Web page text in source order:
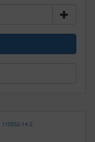
110552-14-2